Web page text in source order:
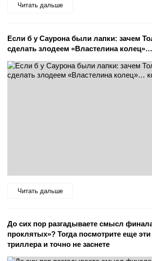
Читать дальше
Если б у Саурона были лапки: зачем
сделать злодеем «Властелина
Читать дальше
До сих пор разгадываете смысл
проклятых»? Тогда посмотрите еще
триллера и точно не заснете